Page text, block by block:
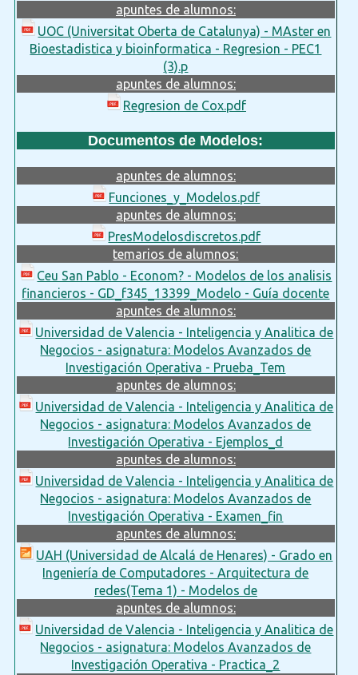
apuntes de alumnos:
UOC (Universitat Oberta de Catalunya) - MAster en
Bioestadistica y bioinformatica - Regresion - PEC1
(3).p
apuntes de alumnos:
Regresion de Cox.pdf
Documentos de Modelos:
apuntes de alumnos:
Funciones_y_Modelos.pdf
apuntes de alumnos:
PresModelosdiscretos.pdf
temarios de alumnos:
Ceu San Pablo - Econom? - Modelos de los analisis
financieros - GD_f345_13399_Modelo - Guía docente
apuntes de alumnos:
Universidad de Valencia - Inteligencia y Analitica de
Negocios - asignatura: Modelos Avanzados de
Investigación Operativa - Prueba_Tem
apuntes de alumnos:
Universidad de Valencia - Inteligencia y Analitica de
Negocios - asignatura: Modelos Avanzados de
Investigación Operativa - Ejemplos_d
apuntes de alumnos:
Universidad de Valencia - Inteligencia y Analitica de
Negocios - asignatura: Modelos Avanzados de
Investigación Operativa - Examen_fin
apuntes de alumnos:
UAH (Universidad de Alcalá de Henares) - Grado en
Ingeniería de Computadores - Arquitectura de
redes(Tema 1) - Modelos de
apuntes de alumnos:
Universidad de Valencia - Inteligencia y Analitica de
Negocios - asignatura: Modelos Avanzados de
Investigación Operativa - Practica_2